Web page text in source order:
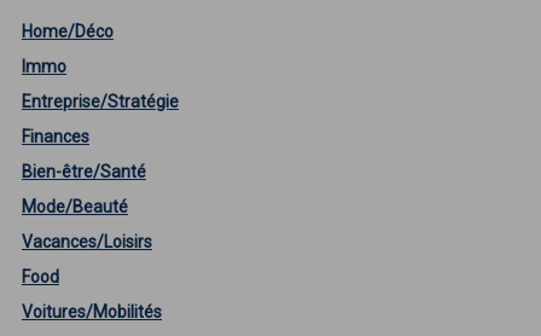
Home/Déco
Immo
Entreprise/Stratégie
Finances
Bien-être/Santé
Mode/Beauté
Vacances/Loisirs
Food
Voitures/Mobilités